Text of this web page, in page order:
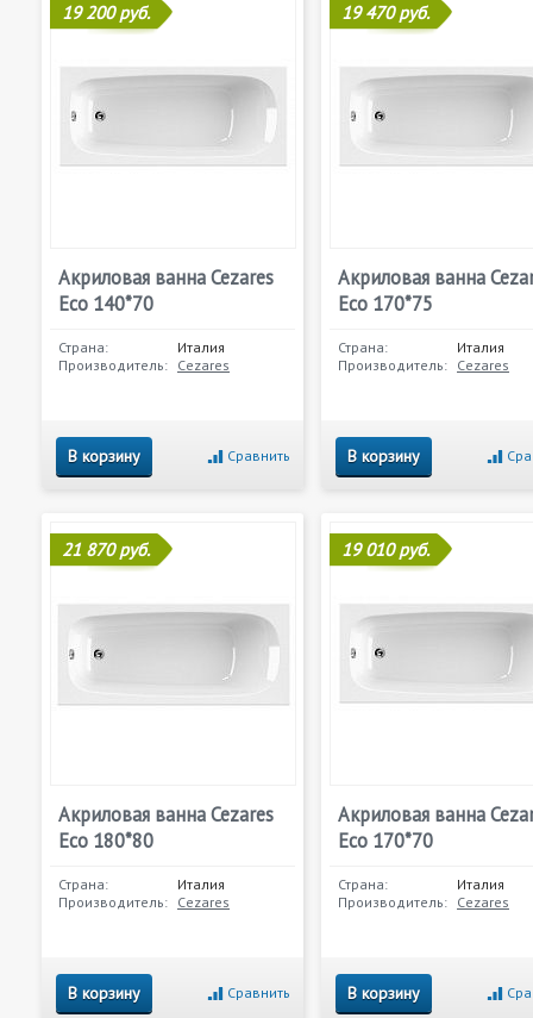
19 200 руб.
Акриловая ванна Cezares
Eco 140*70
Страна:
Италия
Производитель: Cezares
В корзину Сравнить
19 470 руб.
Акриловая ванна
Eco 170*75
Страна:
Италия
Производитель: Cezares
В корзину
21 870 руб.
Акриловая ванна Cezares
Eco 180*80
Страна:
Италия
Производитель: Cezares
В корзину Сравнить
19 010 руб.
Акриловая ванна
Eco 170*70
Страна:
Италия
Производитель: Cezares
В корзину